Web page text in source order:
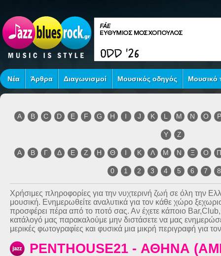
Νέα Άρθρα Διαγωνισμοί Μουσικός οδηγός Μουσικό
A B C D E F G H I J K L M N O P
Y Z
Α Β Γ Δ Ε Ζ Η Θ Ι Κ Λ Μ Ν Ξ Ο
0 1 2 3 4 5 6 7 8
Χρήσιμες πληροφορίες για την νυχτερινή ζωή σε όλη την
μουσική. Ενημερωθείτε αναλυτικά για τον κάθε χώρο
προσφέρει πέρα από το ποτό σας. Αν έχετε κάποιο
κατάλογό μας παρακαλούμε μην διστάσετε να μας
μερικές φωτογραφίες και φυσικά μια μικρή περιγραφή για
PENTHOUSE21 - ΑΘΗΝΑ